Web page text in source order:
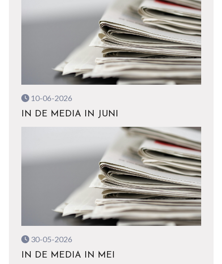
10-06-2026
IN DE MEDIA IN JUNI
30-05-2026
IN DE MEDIA IN MEI